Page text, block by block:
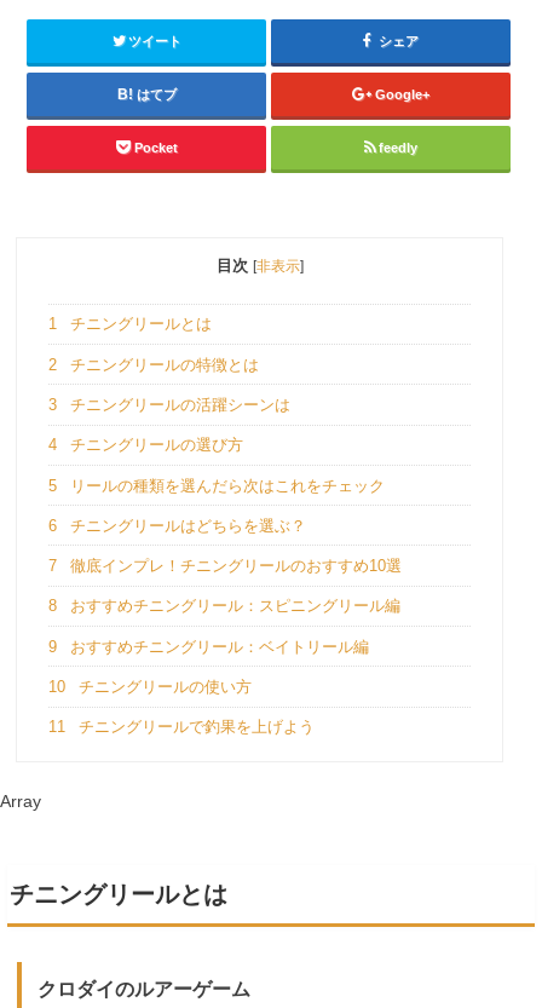
ツイート シェア
はてブ Google+
Pocket feedly
目次 [非表示]
1 チニングリールとは
2 チニングリールの特徴とは
3 チニングリールの活躍シーンは
4 チニングリールの選び方
5 リールの種類を選んだら次はこれをチェック
6 チニングリールはどちらを選ぶ？
7 徹底インプレ！チニングリールのおすすめ10選
8 おすすめチニングリール：スピニングリール編
9 おすすめチニングリール：ベイトリール編
10 チニングリールの使い方
11 チニングリールで釣果を上げよう
Array
チニングリールとは
クロダイのルアーゲーム